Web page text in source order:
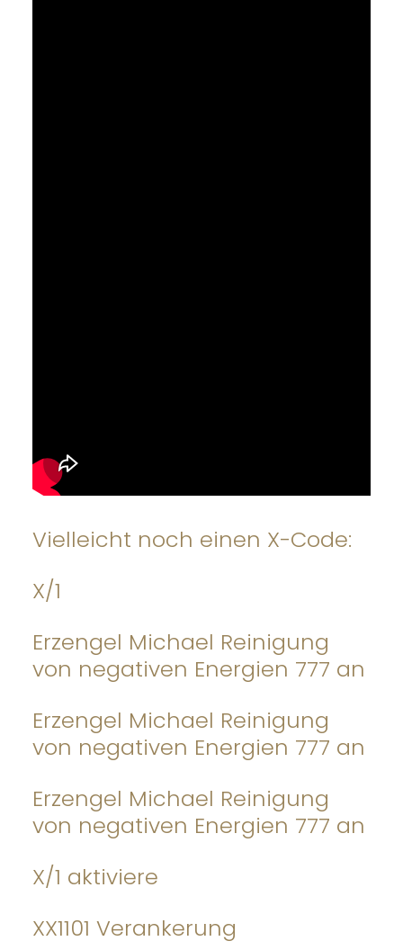
Vielleicht noch einen X-Code:
X/1
Erzengel Michael Reinigung
von negativen Energien 777 an
Erzengel Michael Reinigung
von negativen Energien 777 an
Erzengel Michael Reinigung
von negativen Energien 777 an
X/1 aktiviere
XX1101 Verankerung